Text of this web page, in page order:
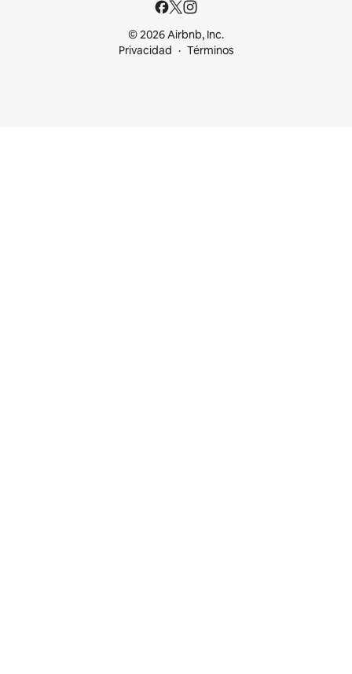
© 2026 Airbnb, Inc.
Privacidad
Términos